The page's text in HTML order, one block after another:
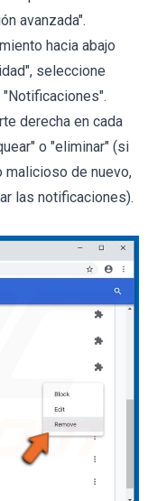
avanzada".
hacia abajo
seleccione
derecha en cada
o "eliminar" (si
malicioso de nuevo,
las notificaciones).